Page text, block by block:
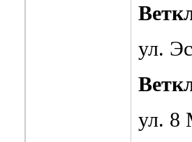
ул.
ул. 8